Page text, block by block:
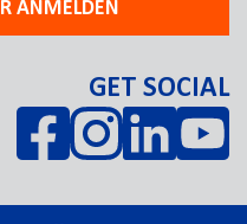
ANMELDEN
GET SOCIAL